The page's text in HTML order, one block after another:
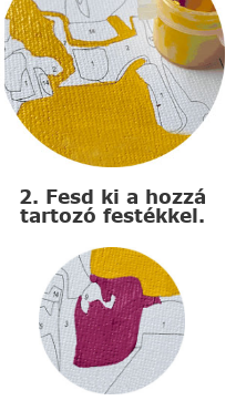
2. Fesd ki a hozzá
tartozó festékkel.